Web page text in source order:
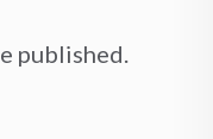
published.